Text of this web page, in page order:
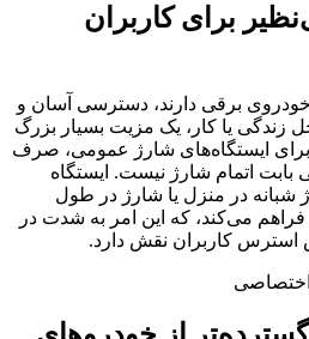
برای کاربران
خودروی برقی دارند، دسترسی آسان و
زندگی یا کار، یک مزیت بسیار بزرگ
ایستگاه‌های شارژ عمومی، صرف
بابت اتمام شارژ نیست. ایستگاه
در منزل یا شارژ در طول
می‌کند، که این امر به شدت در
کاربران نقش دارد.